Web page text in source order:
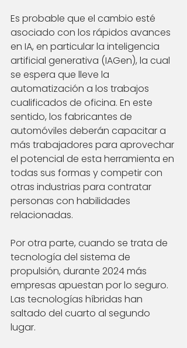
Es probable que el cambio esté
asociado con los rápidos avances
en IA, en particular la inteligencia
artificial generativa (IAGen), la cual
se espera que lleve la
automatización a los trabajos
cualificados de oficina. En este
sentido, los fabricantes de
automóviles deberán capacitar a
más trabajadores para aprovechar
el potencial de esta herramienta en
todas sus formas y competir con
otras industrias para contratar
personas con habilidades
relacionadas.
Por otra parte, cuando se trata de
tecnología del sistema de
propulsión, durante 2024 más
empresas apuestan por lo seguro.
Las tecnologías híbridas han
saltado del cuarto al segundo
lugar.